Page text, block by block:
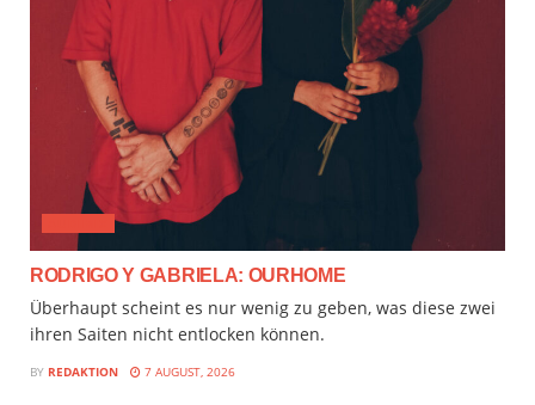
RODRIGO Y GABRIELA: OURHOME
Überhaupt scheint es nur wenig zu geben, was diese zwei
ihren Saiten nicht entlocken können.
BY REDAKTION 7 AUGUST, 2026